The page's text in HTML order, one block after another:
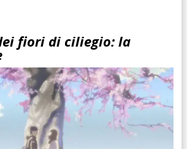
fiori di ciliegio: la